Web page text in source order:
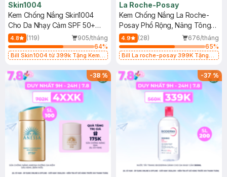
Skin1004
Kem Chống Nắng Skin1004
Cho Da Nhạy Cảm SPF 50+
50ml
4.8 (119)
905/tháng
64%
Bill Skin1004 từ 399k Tặng Kem
SPF 50+ 20ml (SL Có Hạn)
La Roche-Posay
Kem Chống Nắng La Roche-
Posay Phổ Rộng, Nâng Tông
Kiềm Dầu 50ml
4.9 (28)
676/tháng
65%
Bill La roche-posay 399K Tặng
(SL có hạn)
-38% -37%